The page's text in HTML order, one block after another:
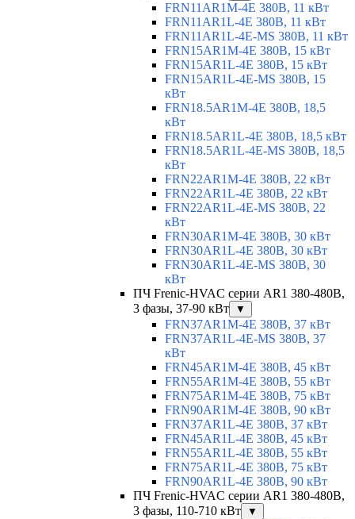
FRN11AR1M-4E 380В, 11 кВт
FRN11AR1L-4E 380В, 11 кВт
FRN11AR1L-4E-MS 380В, 11 кВт
FRN15AR1M-4E 380В, 15 кВт
FRN15AR1L-4E 380В, 15 кВт
FRN15AR1L-4E-MS 380В, 15
кВт
FRN18.5AR1M-4E 380В, 18,5
кВт
FRN18.5AR1L-4E 380В, 18,5 кВт
FRN18.5AR1L-4E-MS 380В, 18,5
кВт
FRN22AR1M-4E 380В, 22 кВт
FRN22AR1L-4E 380В, 22 кВт
FRN22AR1L-4E-MS 380В, 22
кВт
FRN30AR1M-4E 380В, 30 кВт
FRN30AR1L-4E 380В, 30 кВт
FRN30AR1L-4E-MS 380В, 30
кВт
ПЧ Frenic-HVAC серии AR1 380-480В,
3 фазы, 37-90 кВт
▼
FRN37AR1M-4E 380В, 37 кВт
FRN37AR1L-4E-MS 380В, 37
кВт
FRN45AR1M-4E 380В, 45 кВт
FRN55AR1M-4E 380В, 55 кВт
FRN75AR1M-4E 380В, 75 кВт
FRN90AR1M-4E 380В, 90 кВт
FRN37AR1L-4E 380В, 37 кВт
FRN45AR1L-4E 380В, 45 кВт
FRN55AR1L-4E 380В, 55 кВт
FRN75AR1L-4E 380В, 75 кВт
FRN90AR1L-4E 380В, 90 кВт
ПЧ Frenic-HVAC серии AR1 380-480В,
3 фазы, 110-710 кВт
▼